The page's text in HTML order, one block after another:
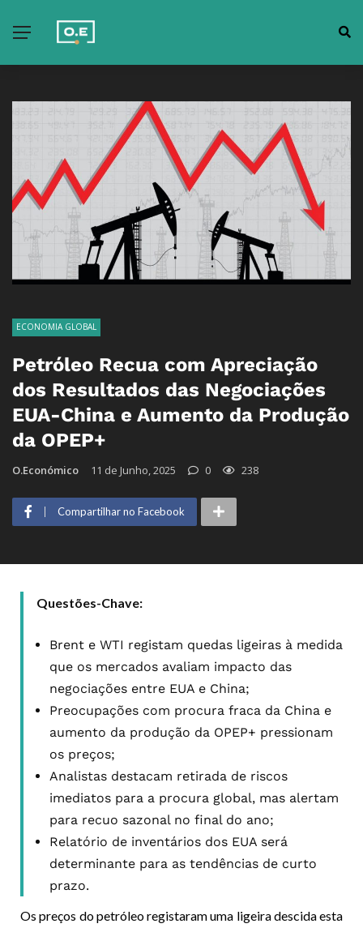
ECONOMIA GLOBAL
Petróleo Recua com Apreciação
dos Resultados das Negociações
EUA-China e Aumento da Produção
da OPEP+
O.Económico 11 de Junho, 2025 0 238
Compartilhar no Facebook
Questões-Chave:
Brent e WTI registam quedas ligeiras à medida
que os mercados avaliam impacto das
negociações entre EUA e China;
Preocupações com procura fraca da China e
aumento da produção da OPEP+ pressionam
os preços;
Analistas destacam retirada de riscos
imediatos para a procura global, mas alertam
para recuo sazonal no final do ano;
Relatório de inventários dos EUA será
determinante para as tendências de curto
prazo.
Os preços do petróleo registaram uma ligeira descida esta